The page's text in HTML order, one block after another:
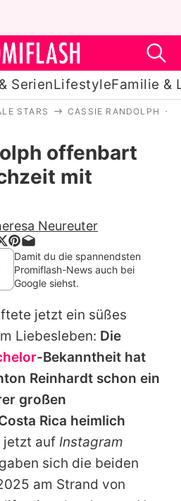
SerienLifestyleFamilie &
Stars
& Serien
Lifestyle
& Liebe
Exklusiv
auf Promiflash
Jobs
Team
Richtlinien
STARS CASSIE RANDOLPH
offenbart
mit
Neureuter
Damit du die spannendsten
Promiflash-News auch bei
Google siehst.
jetzt ein süßes
Liebesleben: Die
-Bekanntheit hat
Reinhardt schon ein
großen
Rica heimlich
jetzt auf Instagram
sich die beiden
am Strand von